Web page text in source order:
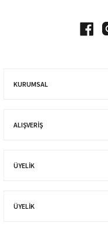
KURUMSAL
ALIŞVERIŞ
ÜYELİK
ÜYELİK